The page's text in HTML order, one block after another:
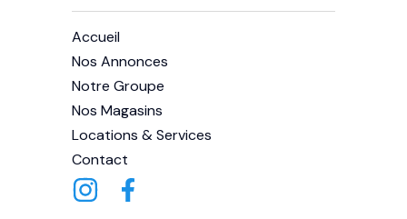
Accueil
Nos Annonces
Notre Groupe
Nos Magasins
Locations & Services
Contact